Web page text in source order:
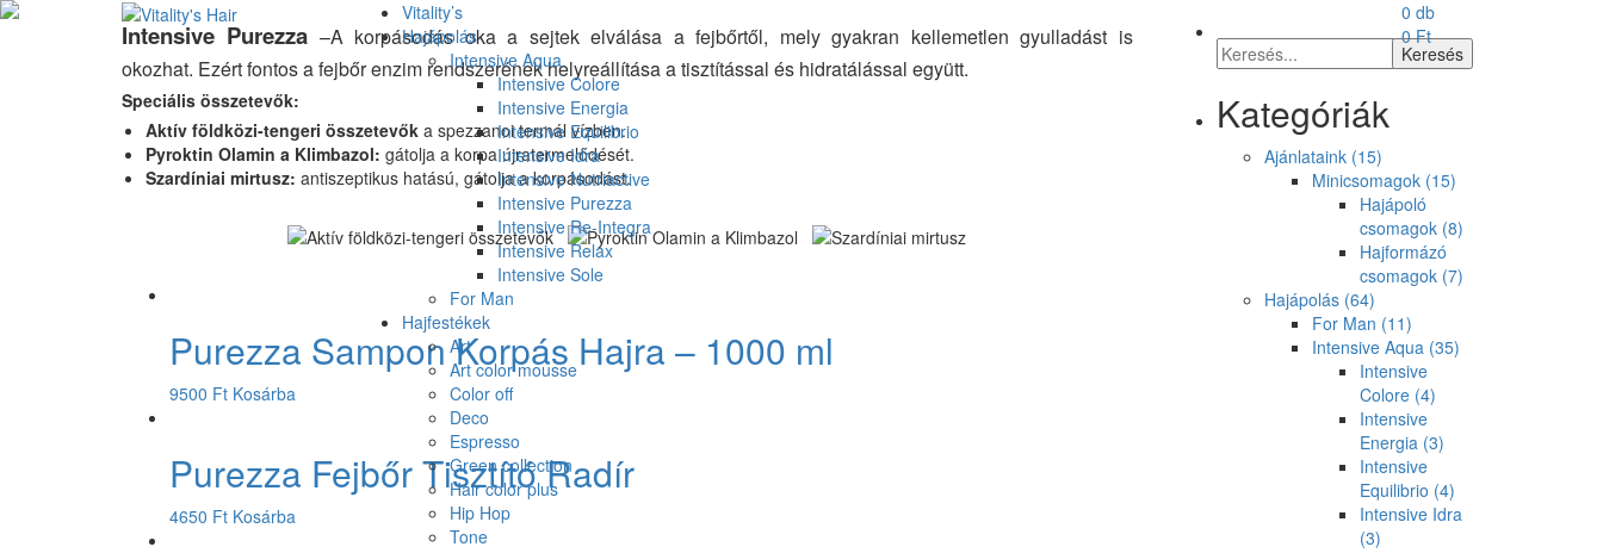
Vitality’s
Hajápolás
Intensive Aqua
Intensive Colore
Intensive Energia
Intensive Equilibrio
Intensive Idra
Intensive Nutriactive
Intensive Purezza
Intensive Re-Integra
Intensive Relax
Intensive Sole
For Man
Hajfestékek
Art
Art color mousse
Color off
Deco
Espresso
Green collection
Hair color plus
Hip Hop
Tone
0 db
0Ft
Intensive Purezza –A korpásodás oka a sejtek elválása a fejbőrtől, mely gyakran kellemetlen gyulladást is
okozhat. Ezért fontos a fejbőr enzim rendszerének helyreállítása a tisztítással és hidratálással együtt.
Speciális összetevők:
Aktív földközi-tengeri összetevők a spezzanoi termál vízben.
Pyroktin Olamin a Klimbazol: gátolja a korpa újratermelődését.
Szardíniai mirtusz: antiszeptikus hatású, gátolja a korpásodást.
Purezza Sampon Korpás Hajra – 1000 ml
9500 Ft Kosárba
Purezza Fejbőr Tisztító Radír
4650 Ft Kosárba
Kategóriák
Ajánlataink (15)
Minicsomagok (15)
Hajápoló
csomagok (8)
Hajformázó
csomagok (7)
Hajápolás (64)
For Man (11)
Intensive Aqua (35)
Intensive
Colore (4)
Intensive
Energia (3)
Intensive
Equilibrio (4)
Intensive Idra
(3)